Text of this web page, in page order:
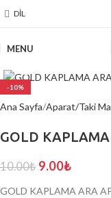
DIL
MENU
-10%
Ana Sayfa Aparat/Taki
GOLD
10.00₺ 9.00₺
GOLD KAPLAMA ARA